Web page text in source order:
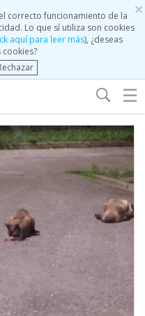
×
correcto funcionamiento de la
Lo que sí utiliza son cookies
aquí para leer más), ¿deseas
☰